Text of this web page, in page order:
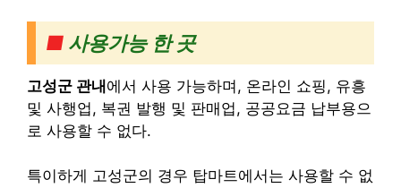
■ 사용가능한 곳
고성군 관내에서 사용 가능하며, 온라인 쇼핑, 유흥
및 사행업, 복권 발행 및 판매업, 공공요금 납부용으
로 사용할 수 없다.
특이하게 고성군의 경우 탑마트에서는 사용할 수 없